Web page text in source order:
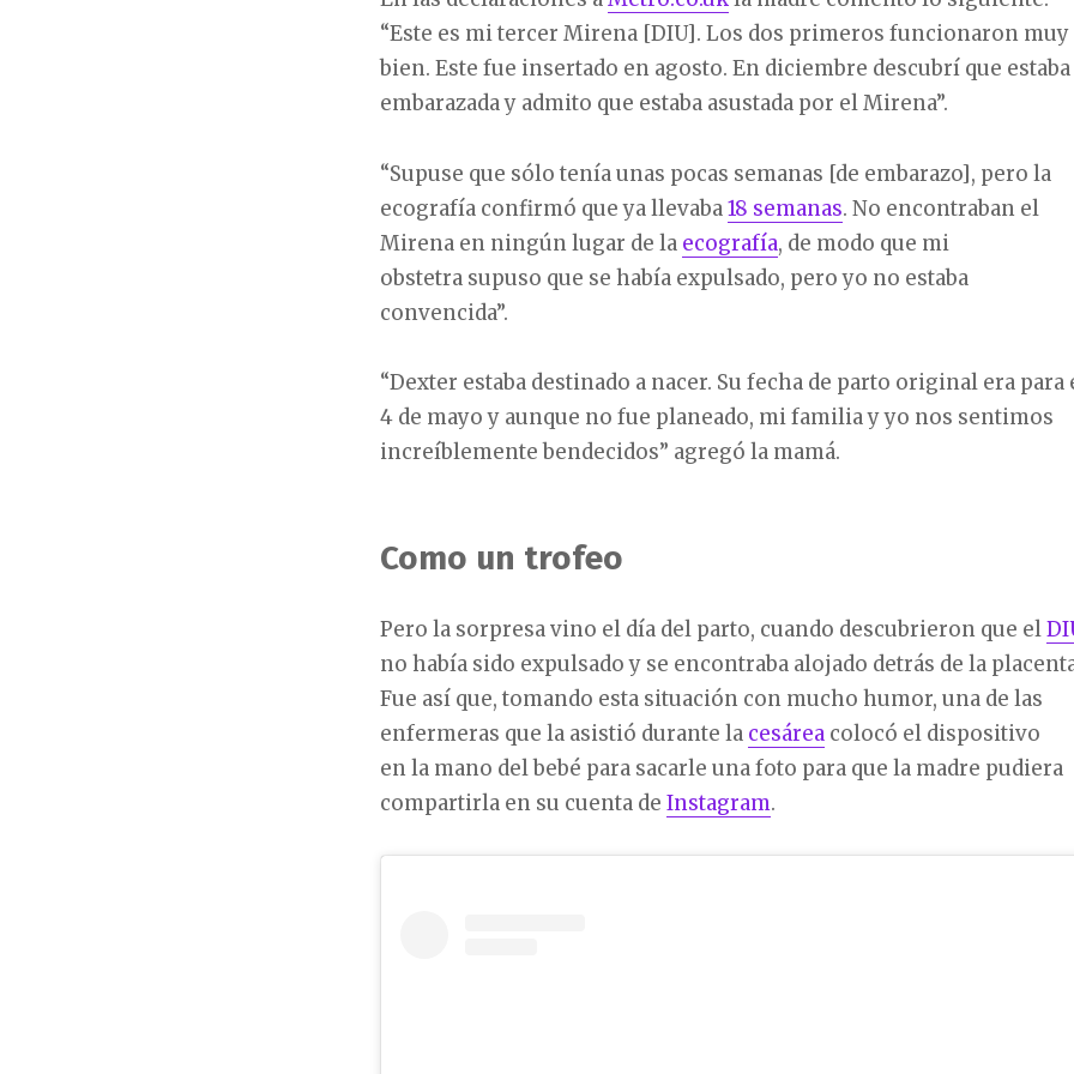
“Este es mi tercer Mirena [DIU]. Los dos primeros funcionaron muy
bien. Este fue insertado en agosto. En diciembre descubrí que estaba
embarazada y admito que estaba asustada por el Mirena”.
“Supuse que sólo tenía unas pocas semanas [de embarazo], pero la
ecografía confirmó que ya llevaba18 semanas. No encontraban el
Mirena en ningún lugar de la ecografía, de modo que mi
obstetra supuso que se había expulsado, pero yo no estaba
convencida”.
“Dexter estaba destinado a nacer. Su fecha de parto original era para
4 de mayo y aunque no fue planeado, mi familia y yo nos sentimos
increíblemente bendecidos” agregó la mamá.
Como un trofeo
Pero la sorpresa vino el día del parto, cuando descubrieron que el
no había sido expulsado y se encontraba alojado detrás de la
Fue así que, tomando esta situación con mucho humor, una de las
enfermeras que la asistió durante la cesáreacolocó el dispositivo
en la mano del bebé para sacarle una foto para que la madre pudiera
compartirla en su cuenta de Instagram.